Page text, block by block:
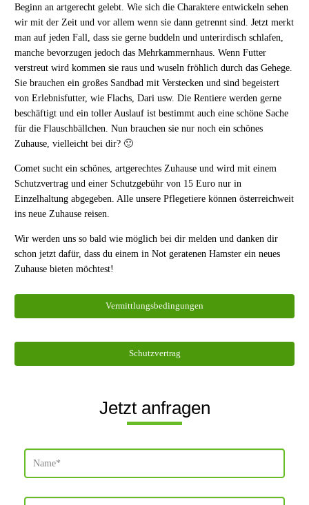
Beginn an artgerecht gelebt. Wie sich die Charaktere entwickeln sehen
wir mit der Zeit und vor allem wenn sie dann getrennt sind. Jetzt merkt
man auf jeden Fall, dass sie gerne buddeln und unterirdisch schlafen,
manche bevorzugen jedoch das Mehrkammernhaus. Wenn Futter
verstreut wird kommen sie raus und wuseln fröhlich durch das Gehege.
Sie brauchen ein großes Sandbad mit Verstecken und sind begeistert
von Erlebnisfutter, wie Flachs, Dari usw. Die Rentiere werden gerne
beschäftigt und ein toller Auslauf ist bestimmt auch eine schöne Sache
für die Flauschbällchen. Nun brauchen sie nur noch ein schönes
Zuhause, vielleicht bei dir? 🙂
Comet sucht ein schönes, artgerechtes Zuhause und wird mit einem
Schutzvertrag und einer Schutzgebühr von 15 Euro nur in
Einzelhaltung abgegeben. Alle unsere Pflegetiere können österreichweit
ins neue Zuhause reisen.
Wir werden uns so bald wie möglich bei dir melden und danken dir
schon jetzt dafür, dass du einem in Not geratenen Hamster ein neues
Zuhause bieten möchtest!
Vermittlungsbedingungen
Schutzvertrag
Jetzt anfragen